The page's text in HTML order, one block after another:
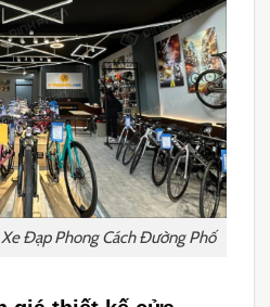
Đạp Phong Cách Đường Phố